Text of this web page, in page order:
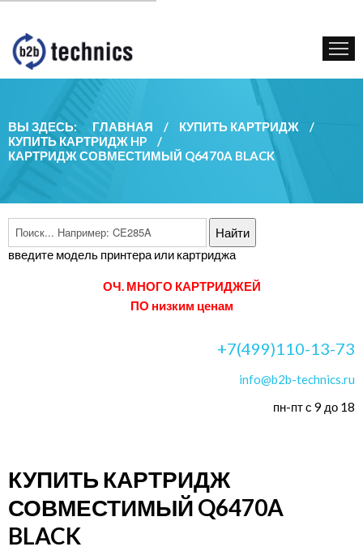
КУПИТЬ КАРТРИДЖ
ГОС. УЧРЕЖДЕНИЯМ
КОНТАКТЫ
ВЫ ЗДЕСЬ: ГЛАВНАЯ / КУПИТЬ КАРТРИДЖ
/
КУПИТЬ КАРТРИДЖ HP
/
КАРТРИДЖ СОВМЕСТИМЫЙ Q6470A BLACK
введите модель принтера или картриджа
ОЧ. МНОГО КАРТРИДЖЕЙ
ПО низким ценам
+7(499)110-13-73
info@b2b-technics.ru
пн-пт с 9 до 18
КУПИТЬ КАРТРИДЖ
СОВМЕСТИМЫЙ Q6470A
BLACK